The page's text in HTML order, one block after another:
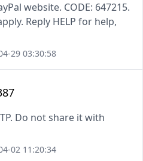
website. CODE: 647215.
Reply HELP for help,
29 03:30:58
Do not share it with
02 11:20:34